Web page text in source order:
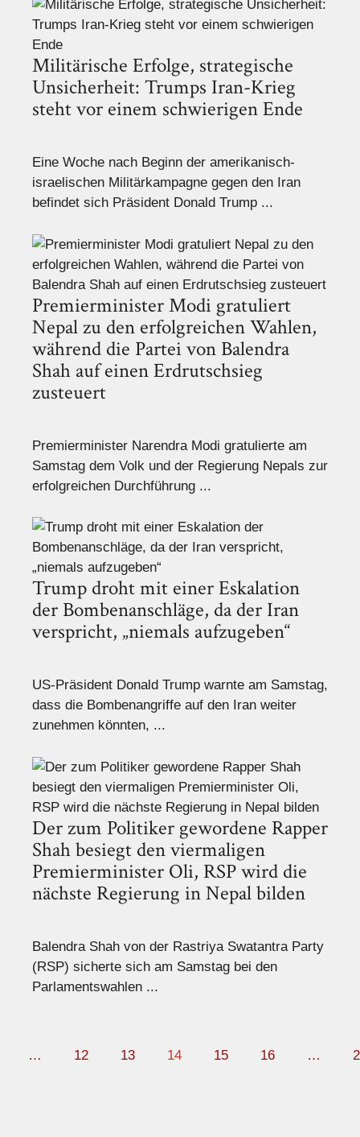
Militärische Erfolge, strategische
Unsicherheit: Trumps Iran-Krieg
steht vor einem schwierigen Ende
Eine Woche nach Beginn der amerikanisch-
israelischen Militärkampagne gegen den Iran
befindet sich Präsident Donald Trump ...
Premierminister Modi gratuliert
Nepal zu den erfolgreichen Wahlen,
während die Partei von Balendra
Shah auf einen Erdrutschsieg
zusteuert
Premierminister Narendra Modi gratulierte am
Samstag dem Volk und der Regierung Nepals zur
erfolgreichen Durchführung ...
Trump droht mit einer Eskalation
der Bombenanschläge, da der Iran
verspricht, „niemals aufzugeben“
US-Präsident Donald Trump warnte am Samstag,
dass die Bombenangriffe auf den Iran weiter
zunehmen könnten, ...
Der zum Politiker gewordene Rapper
Shah besiegt den viermaligen
Premierminister Oli, RSP wird die
nächste Regierung in Nepal bilden
Balendra Shah von der Rastriya Swatantra Party
(RSP) sicherte sich am Samstag bei den
Parlamentswahlen ...
… 12 13 14 15 16 …